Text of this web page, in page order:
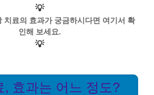
💡
치료의 효과가 궁금하시다면 여기서 확
인해 보세요.
💡
, 효과는 어느 정도?